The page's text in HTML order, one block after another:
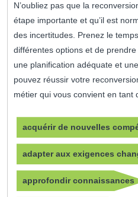
N’oubliez pas que la
étape importante et qu’il est
des incertitudes. Prenez le
différentes options et de
une planification adéquate et
pouvez réussir votre
métier qui vous convient en tant
acquérir de nouvelles
adapter aux exigences
approfondir connaissances